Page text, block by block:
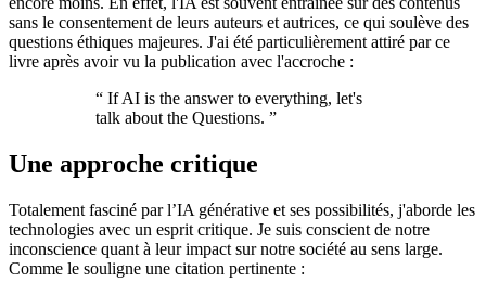
sans le consentement de leurs auteurs et autrices, ce qui soulève des
questions éthiques majeures. J'ai été particulièrement attiré par ce
livre après avoir vu la publication avec l'accroche :
“ If AI is the answer to everything, let's
talk about the Questions. ”
Une approche critique
Totalement fasciné par l’IA générative et ses possibilités, j'aborde les
technologies avec un esprit critique. Je suis conscient de notre
inconscience quant à leur impact sur notre société au sens large.
Comme le souligne une citation pertinente :